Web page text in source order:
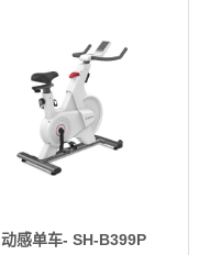
动感单车- SH-B399P